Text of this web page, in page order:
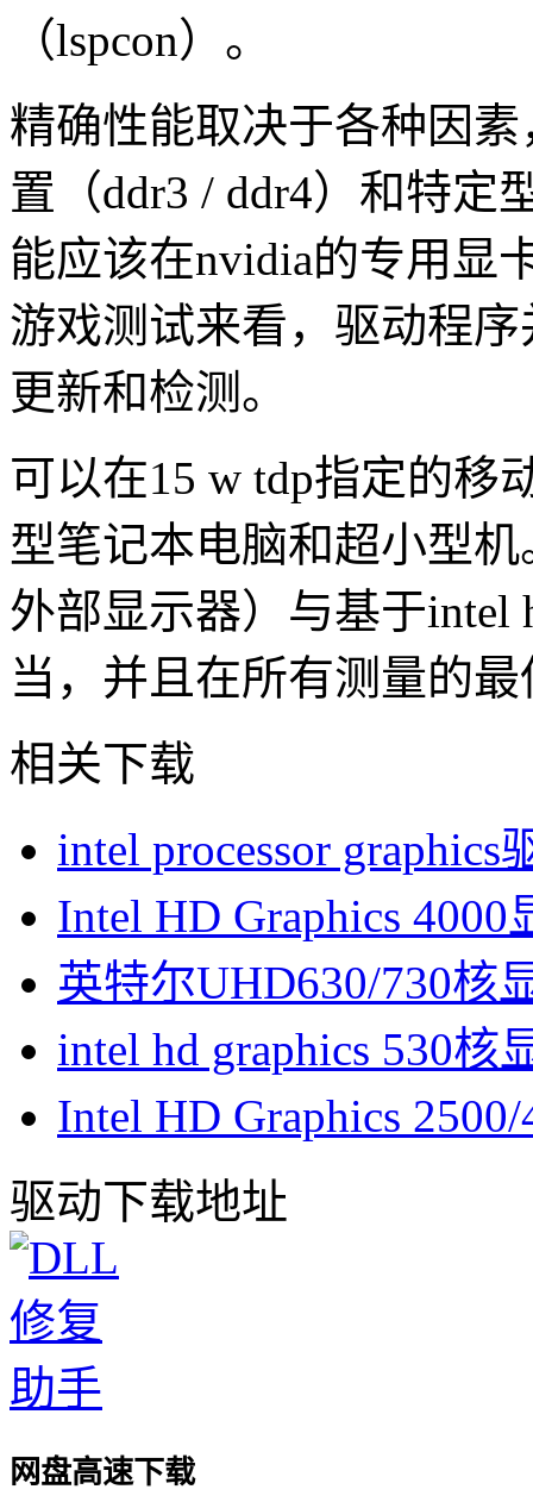
（lspcon）。
精确性能取决于各种因
置（ddr3 / ddr4）和特定
能应该在nvidia的专用显
游戏测试来看，驱动程
更新和检测。
可以在15 w tdp指定的移
型笔记本电脑和超小型
外部显示器）与基于intel
当，并且在所有测量的
相关下载
intel processor graphics
Intel HD Graphics 4000
英特尔UHD630/730核
intel hd graphics 530核
Intel HD Graphics
驱动下载地址
网盘高速下载